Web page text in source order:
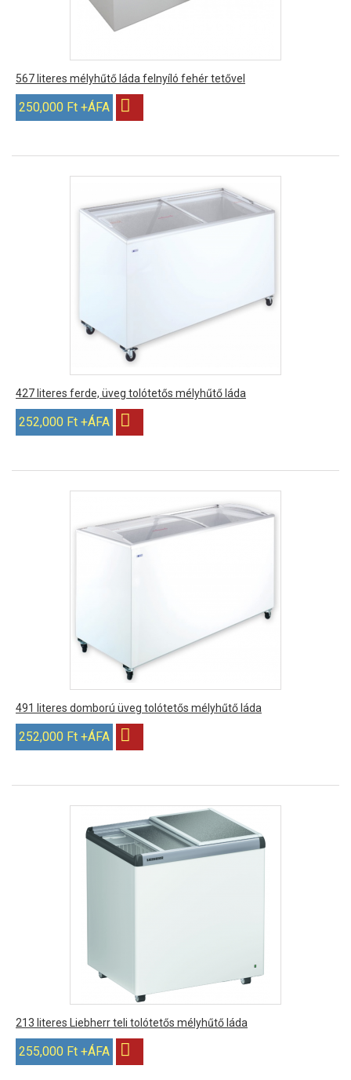
567 literes mélyhűtő láda felnyíló fehér tetővel
250,000 Ft +ÁFA
427 literes ferde, üveg tolótetős mélyhűtő láda
252,000 Ft +ÁFA
491 literes domború üveg tolótetős mélyhűtő láda
252,000 Ft +ÁFA
213 literes Liebherr teli tolótetős mélyhűtő láda
255,000 Ft +ÁFA